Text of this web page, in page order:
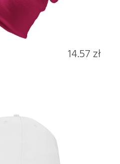
14.57 zł